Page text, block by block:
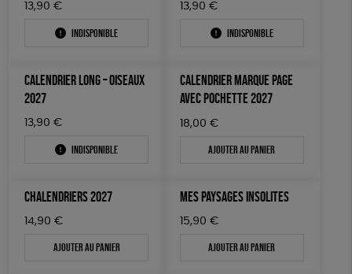
13,90 €
Indisponible
13,90 €
Indisponible
CALENDRIER LONG – OISEAUX
2027
13,90 €
Indisponible
CALENDRIER MARQUE PAGE
AVEC POCHETTE 2027
18,00 €
Ajouter au panier
CHALENDRIERS 2027
14,90 €
Ajouter au panier
MES PAYSAGES INSOLITES
15,90 €
Ajouter au panier